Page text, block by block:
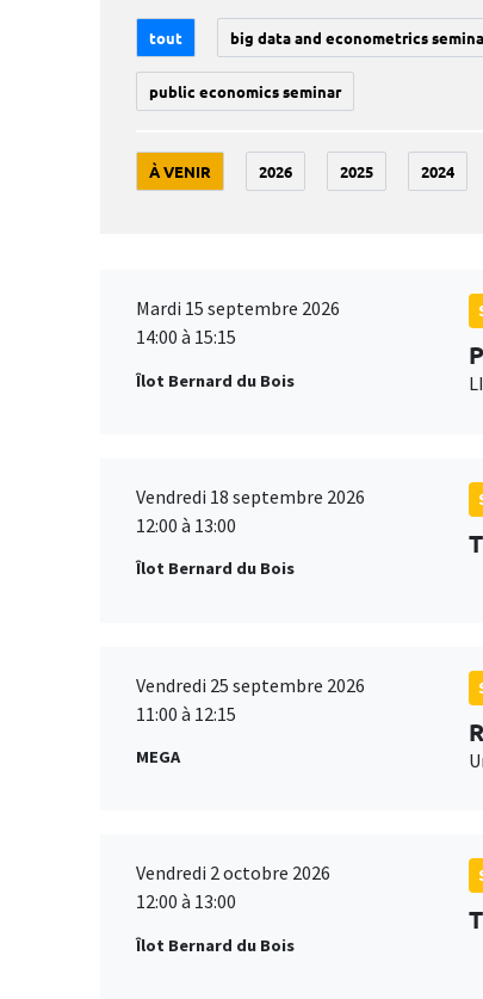
tout big data and econometrics
public economics seminar
À VENIR 2026 2025 2024
Mardi 15 septembre 2026
14:00 à 15:15
Îlot Bernard du Bois
Vendredi 18 septembre 2026
12:00 à 13:00
Îlot Bernard du Bois
Vendredi 25 septembre 2026
11:00 à 12:15
MEGA
Vendredi 2 octobre 2026
12:00 à 13:00
Îlot Bernard du Bois